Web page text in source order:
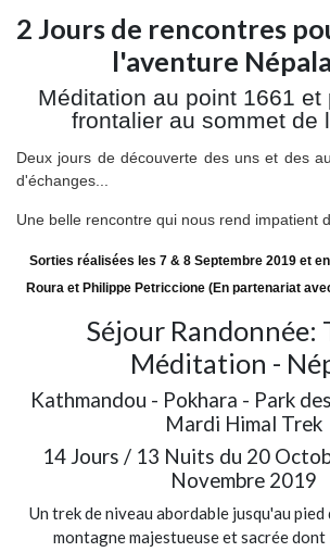
2 Jours de rencontres
l'aventure
Méditation au point 1661 et
frontalier au sommet de
Deux jours de découverte des uns et des
d'échanges...
Une belle rencontre qui nous rend impatient
Sorties réalisées les 7 & 8 Septembre 2019 et
Roura et Philippe Petriccione (En partenariat
Séjour Randonnée:
Méditation -
Kathmandou - Pokhara - Park
Mardi Himal Trek
14 Jours / 13 Nuits du 20
Novembre 2019
Un trek de niveau abordable jusqu'au pied
montagne majestueuse et sacrée